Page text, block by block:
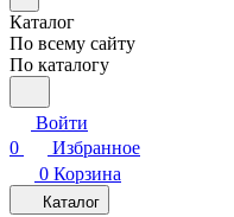
Каталог
По всему сайту
По каталогу
Войти
0
Избранное
0 Корзина
Каталог